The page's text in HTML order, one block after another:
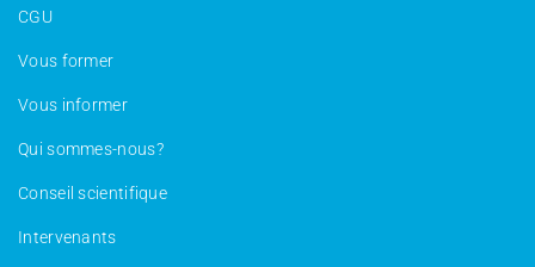
CGU
Vous former
Vous informer
Qui sommes-nous?
Conseil scientifique
Intervenants